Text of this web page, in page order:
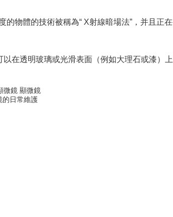
物體的技術被稱為“ X射線暗場法”，并且正在
以在透明玻璃或光滑表面（例如大理石或漆）
微鏡 顯微鏡
的日常維護